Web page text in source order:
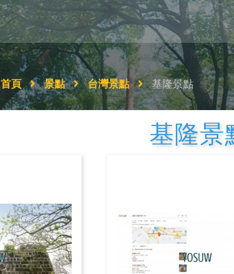
首頁 景點 台灣景點 基隆景點
基隆景